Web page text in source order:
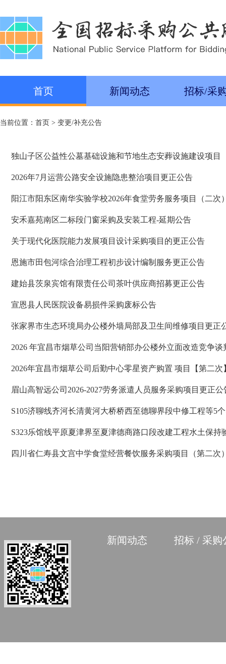
首页 新闻动态 招标/采
当前位置： 首页 > 变更/补充公告
独山子区公益性公墓基础设施和节地生态安葬设施建设项目
2026年7月运营公路安全设施隐患整治项目更正公告
阳江市阳东区南华实验学校2026年食堂劳务服务项目（二次
安禾嘉苑南区二标段门窗采购及安装工程-延期公告
关于现代化医院能力发展项目设计采购项目的更正公告
恩施市田包河综合治理工程初步设计编制服务更正公告
建始县茨泉宾馆有限责任公司茶叶供应商招募更正公告
宣恩县人民医院设备易损件采购废标公告
张家界市生态环境局办公楼外墙局部及卫生间维修项目更正
2026 年宜昌市烟草公司当阳营销部办公楼外立面改造竞争谈
2026年宜昌市烟草公司后勤中心零星资产购置 项目【第二次
眉山高智远公司2026-2027劳务派遣人员服务采购项目更正公
S105济聊线齐河长清黄河大桥桥西至德聊界段中修工程等5
S323乐馆线平原夏津界至夏津德商路口段改建工程水土保持
四川省仁寿县文宫中学食堂经营餐饮服务采购项目（第二次
新闻动态 招标 / 采购